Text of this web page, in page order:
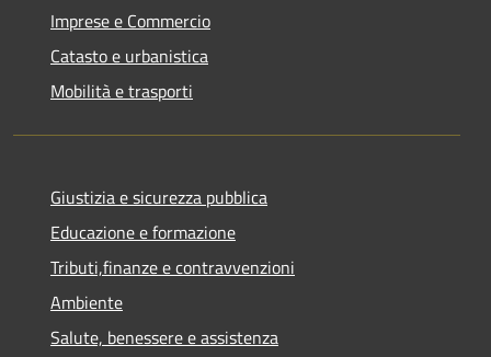
Imprese e Commercio
Catasto e urbanistica
Mobilità e trasporti
Giustizia e sicurezza pubblica
Educazione e formazione
Tributi,finanze e contravvenzioni
Ambiente
Salute, benessere e assistenza